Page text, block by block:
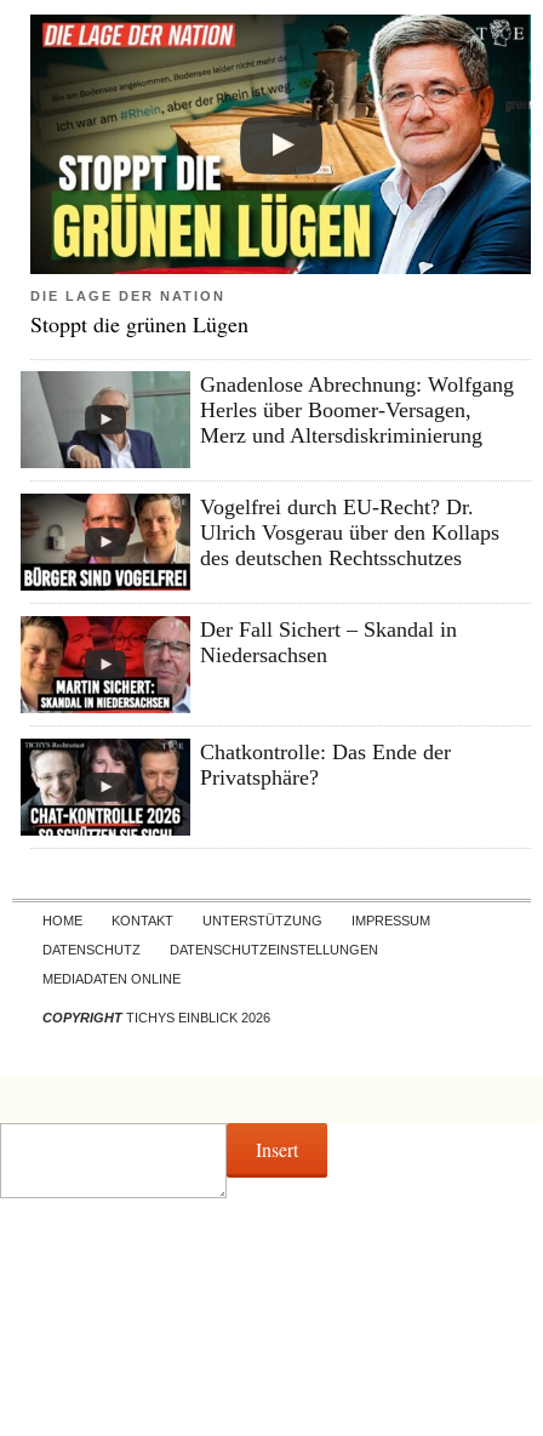
DIE LAGE DER NATION
Stoppt die grünen Lügen
Gnadenlose Abrechnung: Wolfgang
Herles über Boomer-Versagen,
Merz und Altersdiskriminierung
Vogelfrei durch EU-Recht? Dr.
Ulrich Vosgerau über den Kollaps
des deutschen Rechtsschutzes
Der Fall Sichert – Skandal in
Niedersachsen
Chatkontrolle: Das Ende der
Privatsphäre?
Skip to content
HOME KONTAKT UNTERSTÜTZUNG
IMPRESSUM
DATENSCHUTZ
DATENSCHUTZEINSTELLUNGEN
MEDIADATEN ONLINE
COPYRIGHTTICHYS EINBLICK 2026
Insert